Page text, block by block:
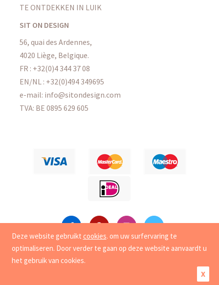
TE ONTDEKKEN IN LUIK
SIT ON DESIGN
56, quai des Ardennes,
4020 Liège, Belgique.
FR : +32(0)4 344 37 08
EN/NL : +32(0)494 349695
e-mail: info@sitondesign.com
TVA: BE 0895 629 605
Copyright
© 2015-2026 Sit On Design. Alle rechten
voorbehouden. |
Deze website gebruikt cookies. om uw surfervaring te
optimaliseren. Door verder te gaan op deze website aanvaardt u
het gebruik van cookies.
X